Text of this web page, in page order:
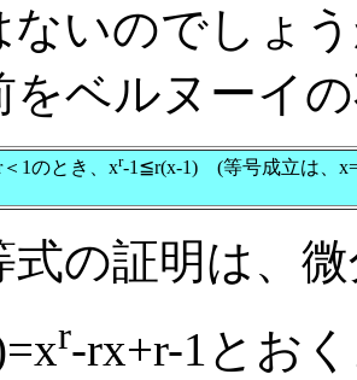
ないのでしょ
をベルヌーイ
のとき、xr-1≦r(x-1) (等号成立は
式の証明は、
r-rx+r-1とお